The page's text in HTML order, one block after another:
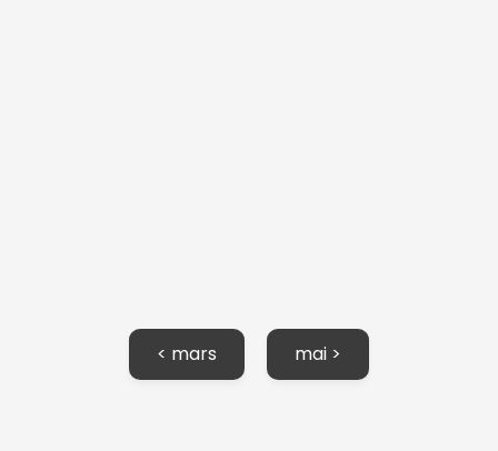
< mars mai >
Continuer avec Apple